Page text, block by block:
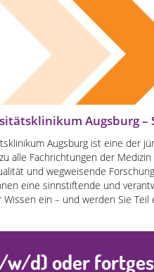
Augsburg
Augsburg ist eine der
alle Fachrichtungen der
und wegweisende
eine sinnstiftende und
Wissen ein – und werden Sie
w/d) oder